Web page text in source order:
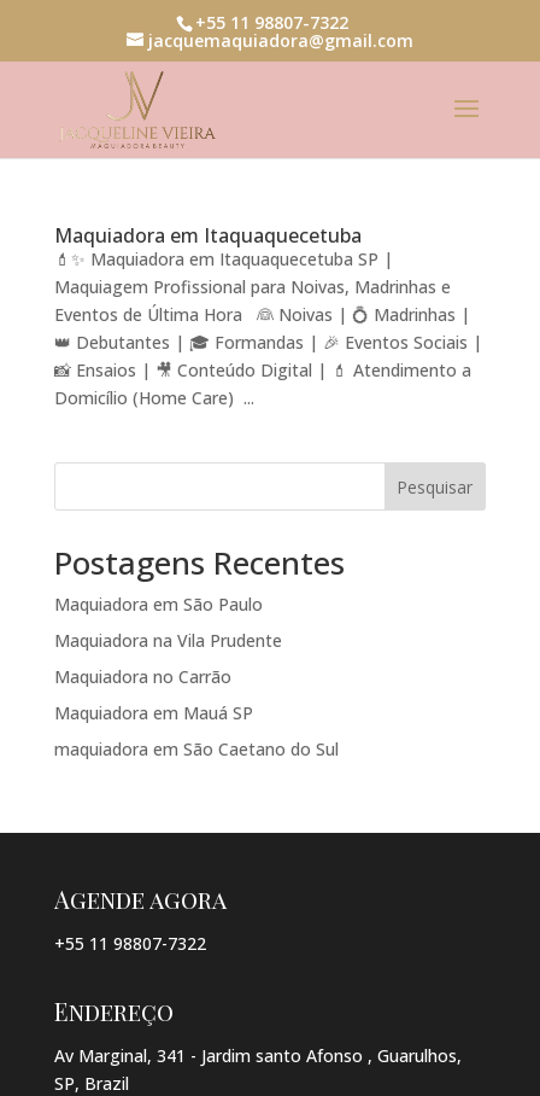
+55 11 98807-7322
jacquemaquiadora@gmail.com
Maquiadora em Itaquaquecetuba
💄✨ Maquiadora em Itaquaquecetuba SP |
Maquiagem Profissional para Noivas, Madrinhas e
Eventos de Última Hora 👰 Noivas | 💍 Madrinhas |
👑 Debutantes | 🎓 Formandas | 🎉 Eventos Sociais |
📸 Ensaios | 🎥 Conteúdo Digital | 💄 Atendimento a
Domicílio (Home Care) ...
Pesquisar
Postagens Recentes
Maquiadora em São Paulo
Maquiadora na Vila Prudente
Maquiadora no Carrão
Maquiadora em Mauá SP
maquiadora em São Caetano do Sul
Agende agora
+55 11 98807-7322
Endereço
Av Marginal, 341 - Jardim santo Afonso , Guarulhos,
SP, Brazil